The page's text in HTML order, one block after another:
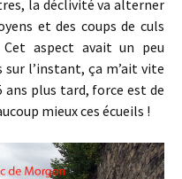
la déclivité va alterner
et des coups de culs
aspect avait un peu
sur l’instant, ça m’ait vite
ans plus tard, force est de
mieux ces écueils !